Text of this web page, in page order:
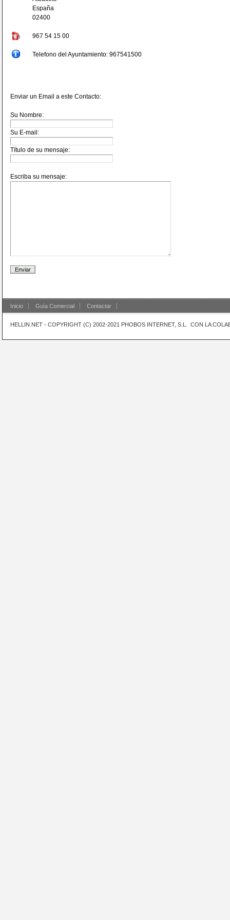
España
02400
967 54 15 00
Telefono del Ayuntamiento: 967541500
Enviar un Email a este Contacto:
Su Nombre:
Su E-mail:
Título de su mensaje:
Escriba su mensaje:
Inicio Guía Comercial Contactar
HELLIN.NET - COPYRIGHT (C) 2002-2021 PHOBOS INTERNET, S.L. CON LA